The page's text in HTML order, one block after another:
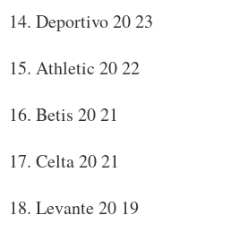
14. Deportivo 20 23
15. Athletic 20 22
16. Betis 20 21
17. Celta 20 21
18. Levante 20 19